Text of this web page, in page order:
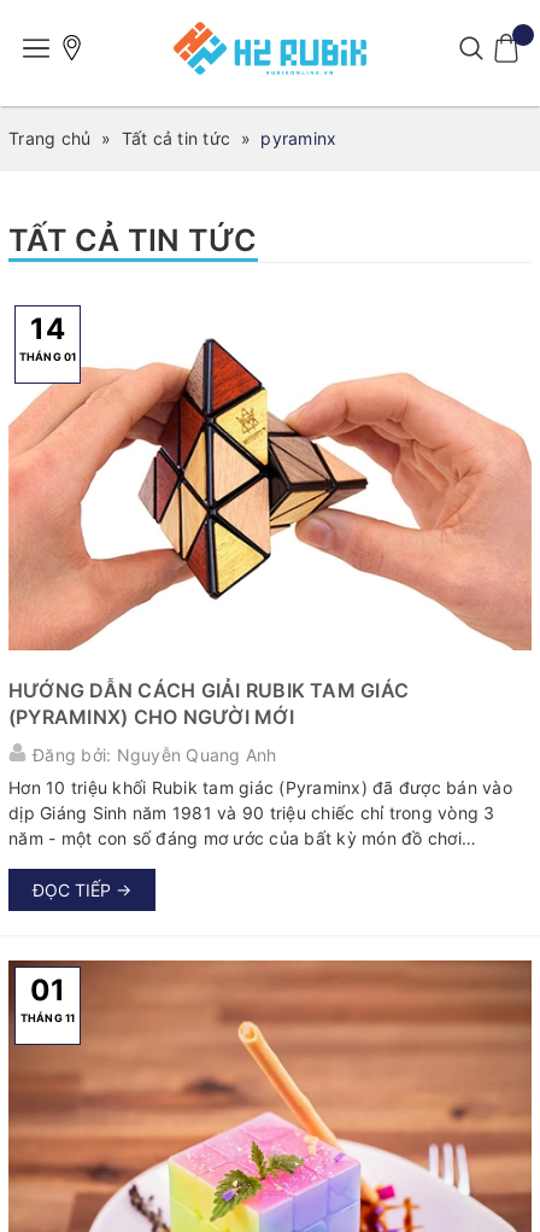
Trang chủ » Tất cả tin tức » pyraminx
TẤT CẢ TIN TỨC
14
THÁNG 01
HƯỚNG DẪN CÁCH GIẢI RUBIK TAM GIÁC
(PYRAMINX) CHO NGƯỜI MỚI
Đăng bởi: Nguyễn Quang Anh
Hơn 10 triệu khối Rubik tam giác (Pyraminx) đã được bán vào
dịp Giáng Sinh năm 1981 và 90 triệu chiếc chỉ trong vòng 3
năm - một con số đáng mơ ước của bất kỳ món đồ chơi
Rubik tam giác được coi là dễ dàng nhất trong số các loại
Rubik biến thể hiện nay.
ĐỌC TIẾP →
01
THÁNG 11